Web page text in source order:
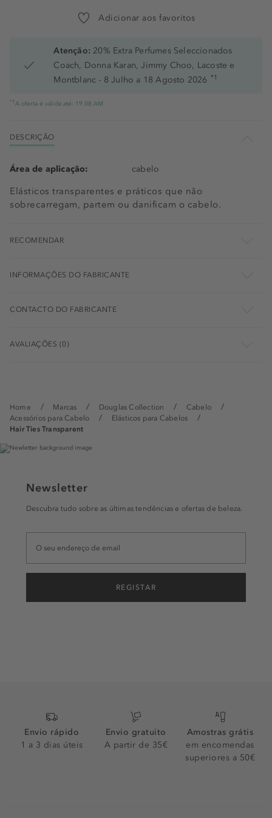
Home Marcas Douglas Collection
Cabelo
Acessórios para Cabelo
Elásticos para Cabelos
Hair Ties Transparent
Adicionar aos favoritos
Atenção: 20% Extra Perfumes Seleccionados
Coach, Donna Karan, Jimmy Choo, Lacoste e
Montblanc - 8 Julho a 18 Agosto 2026 *1
*1 A oferta é válida até: 19.08.AM
DESCRIÇÃO
Elásticos transparentes e práticos que não
sobrecarregam, partem ou danificam o cabelo.
Área de aplicação: cabelo
RECOMENDAR
INFORMAÇÕES DO FABRICANTE
CONTACTO DO FABRICANTE
AVALIAÇÕES (0)
Newsletter
Descubra tudo sobre as últimas tendências e ofertas de beleza.
REGISTAR
Envio rápido
1 a 3 dias úteis
Envio gratuito
A partir de 35€
Amostras grátis
em encomendas
superiores a 50€